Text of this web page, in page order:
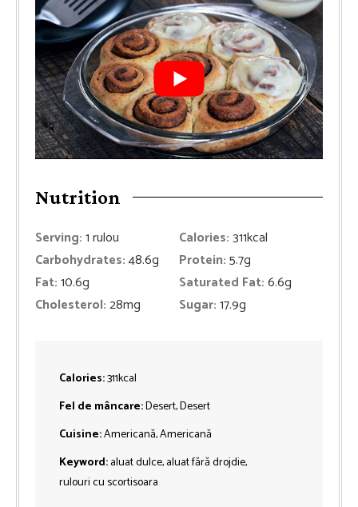
Nutrition
Serving:1rulou Calories:311kcal
Carbohydrates:48.6g Protein:5.7g
Fat:10.6g Saturated Fat:6.6g
Cholesterol:28mg Sugar:17.9g
Calories:311kcal
Fel de mâncare:Desert, Desert
Cuisine:Americană, Americană
Keyword:aluat dulce, aluat fără drojdie,
rulouri cu scortisoara